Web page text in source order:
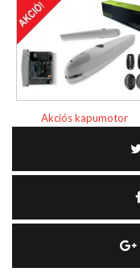
Akciós kapumotor